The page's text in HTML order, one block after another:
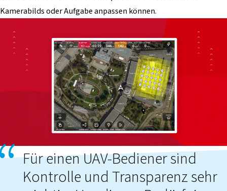
Kamerabilds oder Aufgabe anpassen können.
Für einen UAV-Bediener sind
Kontrolle und Transparenz sehr